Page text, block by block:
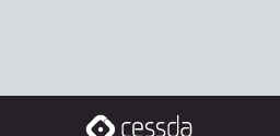
KYVYKKYYS,